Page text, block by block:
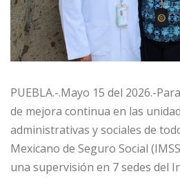
PUEBLA.-.Mayo 15 del 2026.-
de mejora continua en las
administrativas y sociales de
Mexicano de Seguro Social
una supervisión en 7 sedes del